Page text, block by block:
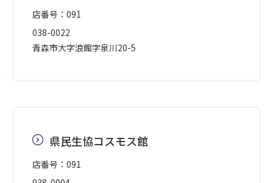
店番号：091
038-0022
青森市大字浪館字泉川20-5
県民生協コスモス館
店番号：091